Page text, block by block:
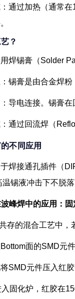
：通过加热（通常
？
焊锡膏（Solder
：锡膏是由合金焊
： 导电连接。锡膏
：通过回流焊 （
不同应用
焊接通孔插件（
锡液冲击下不脱
峰焊中的应用：
存的混合工艺中
面的SMD元
SMD元件压入红胶
固化炉，红胶在